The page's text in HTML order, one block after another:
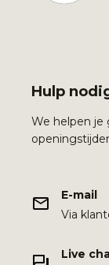
Hulp
We helpen je
E-mail
Via
Live